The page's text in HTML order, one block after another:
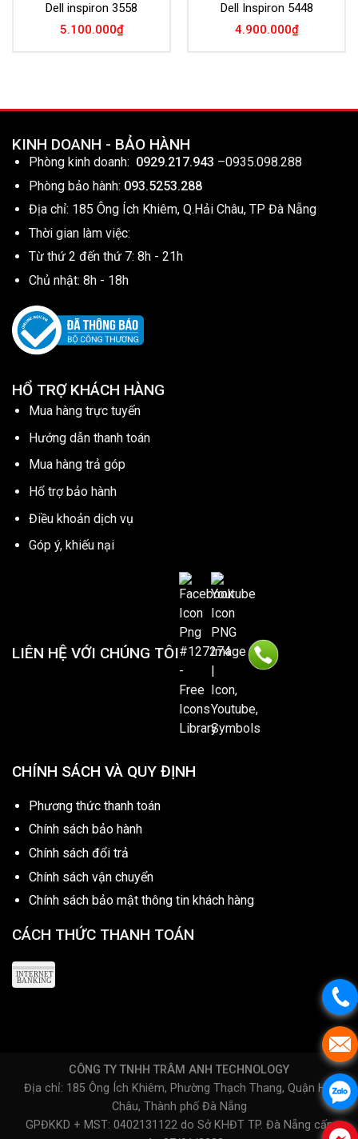
Dell inspiron 3558
5.100.000₫
Dell Inspiron 5448
4.900.000₫
KINH DOANH - BẢO HÀNH
Phòng kinh doanh: 0929.217.943 –0935.098.288
Phòng bảo hành: 093.5253.288
Địa chỉ: 185 Ông Ích Khiêm, Q.Hải Châu, TP Đà Nẵng
Thời gian làm việc:
Từ thứ 2 đến thứ 7: 8h - 21h
Chủ nhật: 8h - 18h
HỔ TRỢ KHÁCH HÀNG
Mua hàng trực tuyến
Hướng dẫn thanh toán
Mua hàng trả góp
Hổ trợ bảo hành
Điều khoản dịch vụ
Góp ý, khiếu nại
LIÊN HỆ VỚI CHÚNG TÔI
CHÍNH SÁCH VÀ QUY ĐỊNH
Phương thức thanh toán
Chính sách bảo hành
Chính sách đổi trả
Chính sách vận chuyển
Chính sách bảo mật thông tin khách hàng
CÁCH THỨC THANH TOÁN
CÔNG TY TNHH TRÂM ANH TECHNOLOGY
Địa chỉ: 185 Ông Ích Khiêm, Phường Thạch Thang, Quận Hải
Châu, Thành phố Đà Nẵng
GPĐKKD + MST: 0402131122 do Sở KHĐT TP. Đà Nẵng cấp